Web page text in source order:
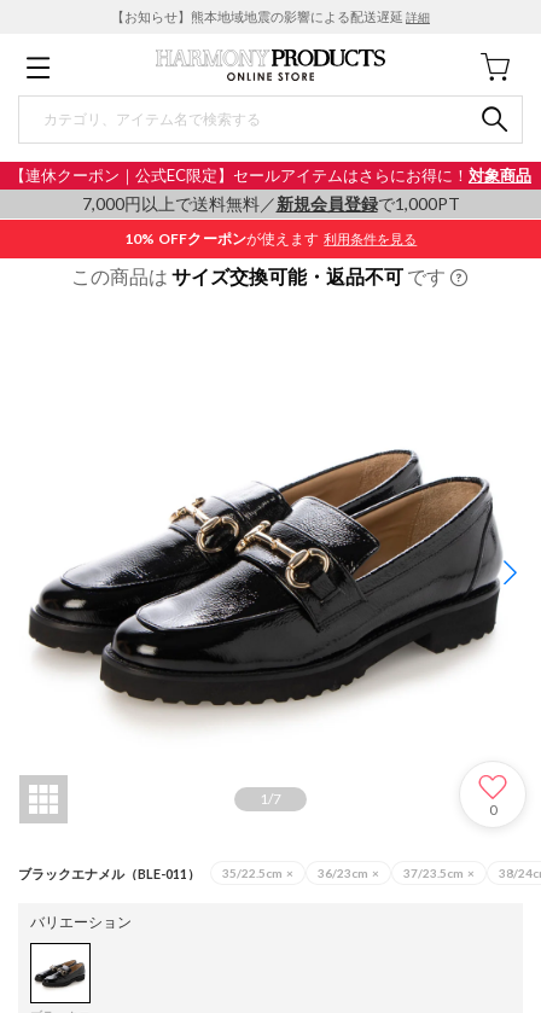
【お知らせ】熊本地域地震の影響による配送遅延 詳細
【連休クーポン｜公式EC限定】セールアイテムはさらにお得に！ 対象商品
7,000円以上で送料無料／新規会員登録で1,000PT
10% OFFクーポンが使えます 利用条件を見る
この商品は サイズ交換可能・返品不可 です
1/7
0
ブラックエナメル（BLE-011） 35/22.5cm × 36/23cm × 37/23.5cm × 38/
バリエーション